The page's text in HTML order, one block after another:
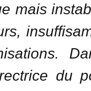
mais
du